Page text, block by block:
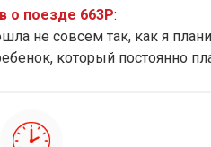
о поезде 663Р:
не совсем так, как я
который постоянно